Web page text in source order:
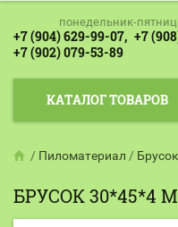
понедельник-
+7 (904) 629-99-07, +7
+7 (902) 079-53-89
КАТАЛОГ ТОВАРОВ
/ Пиломатериал / Брусок
БРУСОК 30*45*4